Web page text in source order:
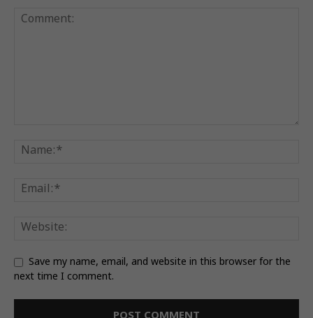
Save my name, email, and website in this browser for the
next time I comment.